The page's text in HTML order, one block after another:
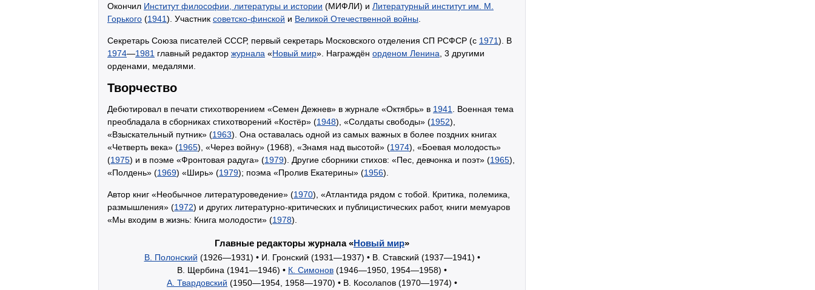
Окончил Институт философии, литературы и истории (МИФЛИ) и Литературный институт им. М.
Горького (1941). Участник советско-финской и Великой Отечественной войны
Секретарь Союза писателей СССР, первый секретарь Московского отделения СП РСФСР (с 1971). В
1974—1981 главный редактор журнала «Новый мир». Награждён орденом Ленина , 3 другими
орденами, медалями.
Творчество
Дебютировал в печати стихотворением «Семен Дежнев» в журнале «Октябрь» в 1941
. Военная тема
преобладала в сборниках стихотворений «Костёр» (1948), «Солдаты свободы» (1952),
«Взыскательный путник» (1963). Она оставалась одной из самых важных в более поздних книгах
«Четверть века» (1965), «Через войну» (1968), «Знамя над высотой» (1974), «Боевая молодость»
(1975) и в поэме «Фронтовая радуга» (1979). Другие сборники стихов: «Пес, девчонка и поэт» (1965),
«Полдень» (1969) «Ширь» (1979); поэма «Пролив Екатерины» (1956).
Автор книг «Необычное литературоведение» (1970), «Атлантида рядом с тобой. Критика, полемика,
размышления» (1972) и других литературно-критических и публицистических работ, книги мемуаров
«Мы входим в жизнь: Книга молодости» (1978).
Главные редакторы журнала «Новый мир»
В. Полонский (1926—1931) • И. Гронский (1931—1937) • В. Ставский (1937—1941) •
В. Щербина (1941—1946) • К. Симонов (1946—1950, 1954—1958) •
A. Твардовский (1950—1954, 1958—1970) • В. Косолапов (1970—1974) •